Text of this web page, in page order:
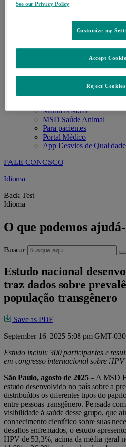
Pipeline
Press releases
Saúde Sem Segredo
Fique por Dentro
Carreiras
Bulas
Comunicados ao mercado
Manuais MSD
MSD Saúde Animal
Para pacientes
Portal Médico
App Desvios de Qualidade
FALE CONOSCO
Idioma
Back Test
Idioma
O que podemos
Buscar
Estudo nacional
traz dados sobre
população transgênero
Save as PDF
September 16, 2025 5:08 pm GMT-
Estudo incluiu 300 participantes e
em congresso internacional sobre HPV
São Paulo, agosto de 2025 – A MSD
estudo desenvolvido no país sobre a
distribuídos os diferentes tipos do
entre pessoas transgênero. Pensada
visibilidade à saúde desse grupo, que
conhecimento científico sobre suas
desafios enfrentados, o estudo
HPV de 53,3%, acima da média geral
See our Privacy Policy
Customize my
Reject Cookies
Accept